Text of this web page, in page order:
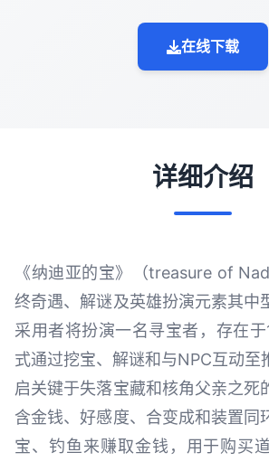
在线下载
详细介绍
《纳迪亚的宝》（treasure of
终奇遇、解谜及英雄扮演元素其中
采用者将扮演一名寻宝者，存在
式通过挖宝、解谜和与NPC互动至
启关键于失落宝藏和核角父亲之死
含金钱、好感度、合变成和装置同
宝、钓鱼来赚取金钱，用于购买